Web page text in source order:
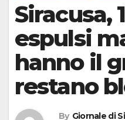
Siracusa,
espulsi
hanno il
restano
By Giornale di